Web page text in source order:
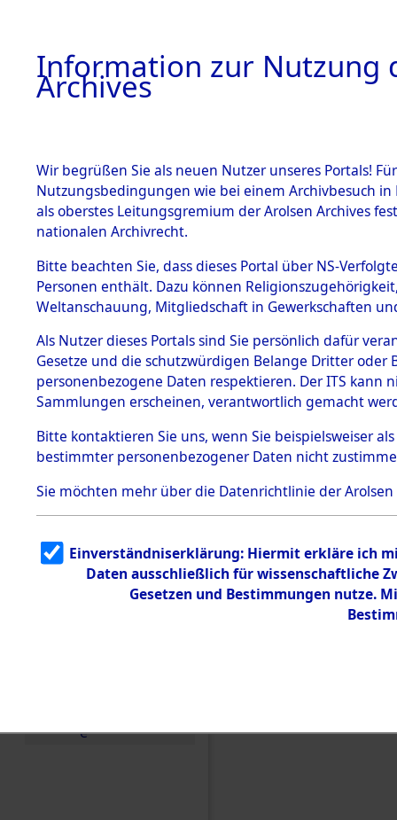
BESTÄNDE
1.
mente
5. Verschiedenes
5.3
Todesmärsche
5.3.1 Alliierte
Erhebungen
zu
Todesmärsch
en
5.3.2
g
5.3.3
Todesmärsch
e
Bayern→
0071
Information zur Nutzung
Archives
Wir begrüßen Sie als neuen Nutzer unseres Portals!
Nutzungsbedingungen wie bei einem Archivbesuch
als oberstes Leitungsgremium der Arolsen Archives
nationalen Archivrecht.
Bitte beachten Sie, dass dieses Portal über NS-
Personen enthält. Dazu können
Weltanschauung, Mitgliedschaft in Gewerkschaften
Als Nutzer dieses Portals sind Sie persönlich dafür
Gesetze und die schutzwürdigen Belange Dritter
personenbezogene Daten respektieren. Der ITS
Sammlungen erscheinen, verantwortlich gemacht
Bitte kontaktieren Sie uns, wenn Sie beispielsweiser
bestimmter personenbezogener Daten nicht
Sie möchten mehr über die Datenrichtlinie der Arolsen
Einverständniserklärung: Hiermit erkläre ich
Daten ausschließlich für wissenschaftliche
Gesetzen und Bestimmungen nutze.